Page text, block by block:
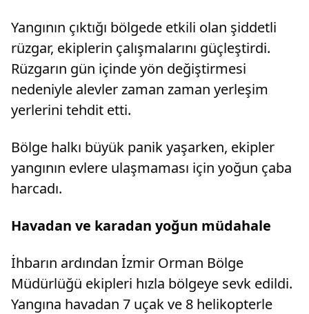
Yangının çıktığı bölgede etkili olan şiddetli
rüzgar, ekiplerin çalışmalarını güçleştirdi.
Rüzgarın gün içinde yön değiştirmesi
nedeniyle alevler zaman zaman yerleşim
yerlerini tehdit etti.
Bölge halkı büyük panik yaşarken, ekipler
yangının evlere ulaşmaması için yoğun çaba
harcadı.
Havadan ve karadan yoğun müdahale
İhbarın ardından İzmir Orman Bölge
Müdürlüğü ekipleri hızla bölgeye sevk edildi.
Yangına havadan 7 uçak ve 8 helikopterle